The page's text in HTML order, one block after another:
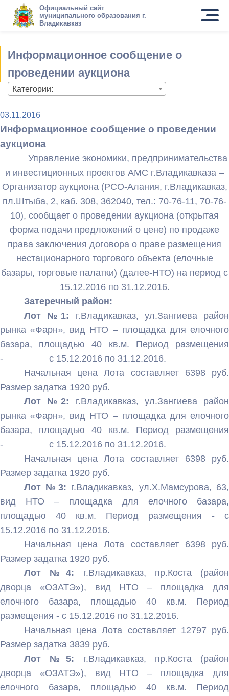
Официальный сайт
муниципального образования г.
Владикавказ
Информационное сообщение о
проведении аукциона
Категории:
03.11.2016
Информационное сообщение о проведении
аукциона
Управление экономики, предпринимательства
и инвестиционных проектов АМС г.Владикавказа –
Организатор аукциона (РСО-Алания, г.Владикавказ,
пл.Штыба, 2, каб. 308, 362040, тел.: 70-76-11, 70-76-
10), сообщает о проведении аукциона (открытая
форма подачи предложений о цене) по продаже
права заключения договора о праве размещения
нестационарного торгового объекта (елочные
базары, торговые палатки) (далее-НТО) на период с
15.12.2016 по 31.12.2016.
Затеречный район:
Лот №1: г.Владикавказ, ул.Зангиева район
рынка «Фарн», вид НТО – площадка для елочного
базара, площадью 40 кв.м. Период размещения
- с 15.12.2016 по 31.12.2016.
Начальная цена Лота составляет 6398 руб.
Размер задатка 1920 руб.
Лот №2: г.Владикавказ, ул.Зангиева район
рынка «Фарн», вид НТО – площадка для елочного
базара, площадью 40 кв.м. Период размещения
- с 15.12.2016 по 31.12.2016.
Начальная цена Лота составляет 6398 руб.
Размер задатка 1920 руб.
Лот №3: г.Владикавказ, ул.Х.Мамсурова, 63,
вид НТО – площадка для елочного базара,
площадью 40 кв.м. Период размещения - с
15.12.2016 по 31.12.2016.
Начальная цена Лота составляет 6398 руб.
Размер задатка 1920 руб.
Лот №4: г.Владикавказ, пр.Коста (район
дворца «ОЗАТЭ»), вид НТО – площадка для
елочного базара, площадью 40 кв.м. Период
размещения - с 15.12.2016 по 31.12.2016.
Начальная цена Лота составляет 12797 руб.
Размер задатка 3839 руб.
Лот №5: г.Владикавказ, пр.Коста (район
дворца «ОЗАТЭ»), вид НТО – площадка для
елочного базара, площадью 40 кв.м. Период